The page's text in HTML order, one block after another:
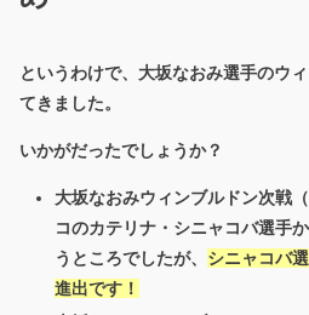
というわけで、大坂なおみ選手のウ
てきました。
いかがだったでしょうか？
大坂なおみウィンブルドン次戦
コのカテリナ・シニャコバ選手
うところでしたが、 シニャコバ
進出です！